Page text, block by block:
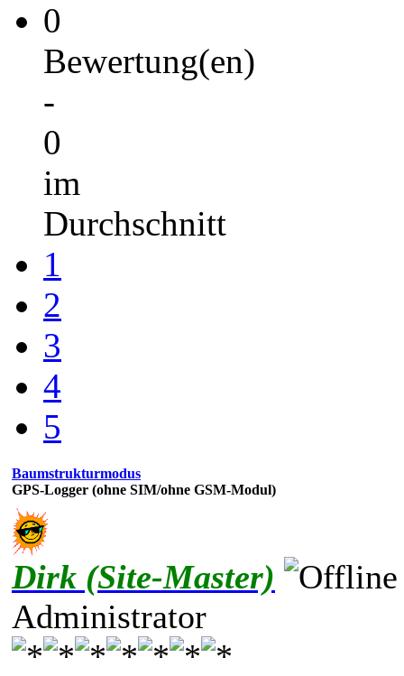
0
Bewertung(en)
-
0
im
Durchschnitt
1
2
3
4
5
Baumstrukturmodus
GPS-Logger (ohne SIM/ohne GSM-Modul)
Dirk (Site-Master)
Administrator